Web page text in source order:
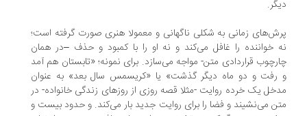
زمانی به شکلی ناگهانی و معمولا هنری صورت گرفته است؛
خواننده را غافل می‌کند و نه او را با کمبود و حذف –در همان
قراردادی متن- مواجه می‌سازد. برای نمونه؛ «تابستان هم آمد
رفت و دو ماه دیگر گذشت» یا «کریسمس سال بعد» به عنوان
یک خرده روایت -مثلا قصه روزی از روزهای زندگی خانواده- در
می‌نشیند و فضا را برای روایت جدید بار می‌کند. و حدود بیست و